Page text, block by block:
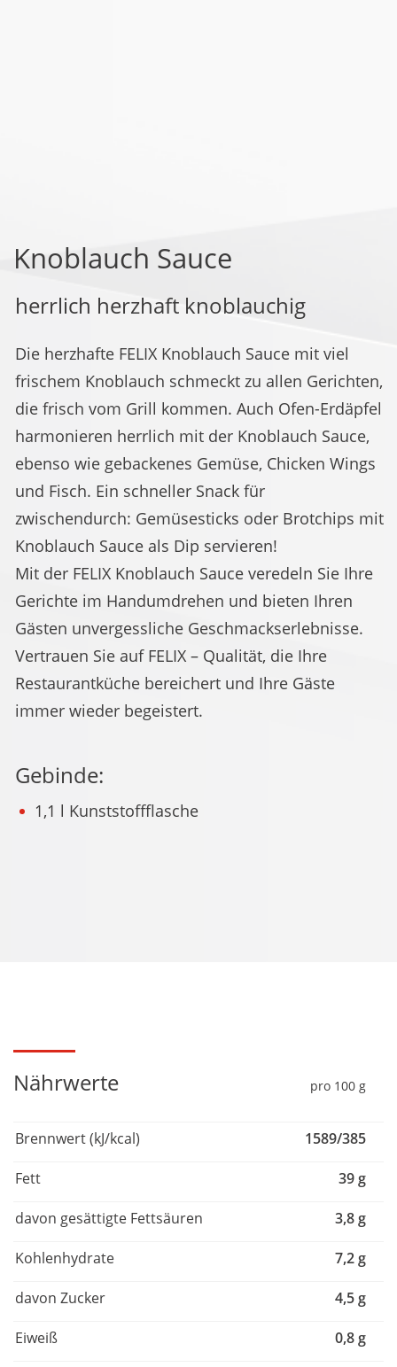
Knoblauch Sauce
herrlich herzhaft knoblauchig
Die herzhafte FELIX Knoblauch Sauce mit viel
frischem Knoblauch schmeckt zu allen Gerichten,
die frisch vom Grill kommen. Auch Ofen-Erdäpfel
harmonieren herrlich mit der Knoblauch Sauce,
ebenso wie gebackenes Gemüse, Chicken Wings
und Fisch. Ein schneller Snack für
zwischendurch: Gemüsesticks oder Brotchips mit
Knoblauch Sauce als Dip servieren!
Mit der FELIX Knoblauch Sauce veredeln Sie Ihre
Gerichte im Handumdrehen und bieten Ihren
Gästen unvergessliche Geschmackserlebnisse.
Vertrauen Sie auf FELIX – Qualität, die Ihre
Restaurantküche bereichert und Ihre Gäste
immer wieder begeistert.
Gebinde:
1,1 l Kunststoffflasche
Nährwerte pro 100 g
Brennwert (kJ/kcal) 1589/385
Fett 39 g
davon gesättigte Fettsäuren 3,8 g
Kohlenhydrate 7,2 g
davon Zucker 4,5 g
Eiweiß 0,8 g